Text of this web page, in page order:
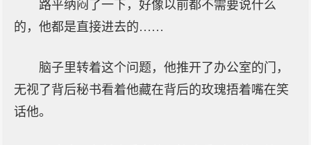
路平纳闷了一下，好像以前都不需要说什么
的，他都是直接进去的……
脑子里转着这个问题，他推开了办公室的门，
无视了背后秘书看着他藏在背后的玫瑰捂着嘴在笑
话他。